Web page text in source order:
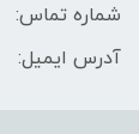
شماره تماس:
آدرس ایمیل: